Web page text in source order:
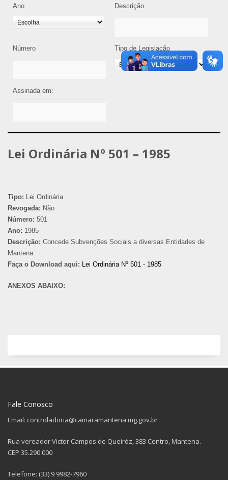
Ano Descrição
Número Tipo de Legislação
Assinada em:
Lei Ordinária Nº 501 – 1985
Tipo: Lei Ordinária
Revogada: Não
Número: 501
Ano: 1985
Descrição: Concede Subvenções Sociais a diversas Entidades de
Mantena.
Faça o Download aqui: Lei Ordinária Nº 501 - 1985
ANEXOS ABAIXO:
Fale Conosco
Email: controladoria@camaramantena.mg.gov.br
Rua vereador Victor Campos de Queiróz, 383 Centro, Mantena.
CEP.35.290.000
Telefone: (33) 9 9982-7960